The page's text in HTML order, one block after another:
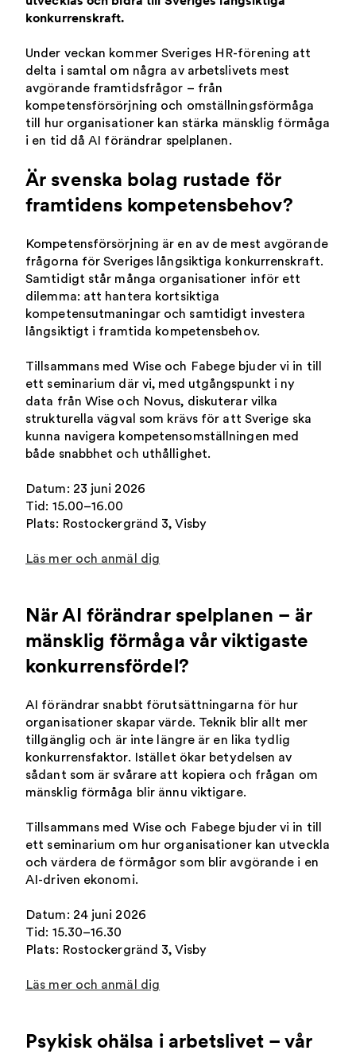
konkurrenskraft.
Under veckan kommer Sveriges HR-förening att
delta i samtal om några av arbetslivets mest
avgörande framtidsfrågor – från
kompetensförsörjning och omställningsförmåga
till hur organisationer kan stärka mänsklig förmåga
i en tid då AI förändrar spelplanen.
Är svenska bolag rustade för
framtidens kompetensbehov?
Kompetensförsörjning är en av de mest avgörande
frågorna för Sveriges långsiktiga konkurrenskraft.
Samtidigt står många organisationer inför ett
dilemma: att hantera kortsiktiga
kompetensutmaningar och samtidigt investera
långsiktigt i framtida kompetensbehov.
Tillsammans med Wise och Fabege bjuder vi in till
ett seminarium där vi, med utgångspunkt i ny
data från Wise och Novus, diskuterar vilka
strukturella vägval som krävs för att Sverige ska
kunna navigera kompetensomställningen med
både snabbhet och uthållighet.
Datum: 23 juni 2026
Tid: 15.00–16.00
Plats: Rostockergränd 3, Visby
Läs mer och anmäl dig
När AI förändrar spelplanen – är
mänsklig förmåga vår viktigaste
konkurrensfördel?
AI förändrar snabbt förutsättningarna för hur
organisationer skapar värde. Teknik blir allt mer
tillgänglig och är inte längre är en lika tydlig
konkurrensfaktor. Istället ökar betydelsen av
sådant som är svårare att kopiera och frågan om
mänsklig förmåga blir ännu viktigare.
Tillsammans med Wise och Fabege bjuder vi in till
ett seminarium om hur organisationer kan utveckla
och värdera de förmågor som blir avgörande i en
AI-driven ekonomi.
Datum: 24 juni 2026
Tid: 15.30–16.30
Plats: Rostockergränd 3, Visby
Läs mer och anmäl dig
Psykisk ohälsa i arbetslivet – vår